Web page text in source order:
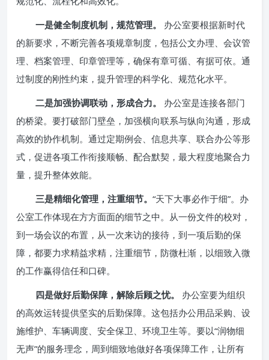
一是健全制度机制，规范管理。
办公室要根据新时代
的新要求，不断完善各项规章制度，包括公文办理、会议管
理、档案管理、印章管理等，确保有章可循、有据可依。通
过制度的刚性约束，提升管理的科学化、规范化水平。
二是加强协调联动，形成合力。
办公室是连接各部门
的桥梁。要打破部门壁垒，加强横向联系与纵向沟通，形成
高效的协作机制。通过定期例会、信息共享、联合办公等形
式，促进各项工作衔接顺畅、配合默契，最大程度地聚合力
量，提升整体效能。
三是精细化管理，注重细节。 “天下大事必作于细”。办
公室工作体现在方方面面的细节之中。从一份文件的校对，
到一场会议的布置，从一次来访的接待，到一项后勤的保
障，都要力求精益求精，注重细节，防微杜渐，以细致入微
的工作赢得信任和口碑。
四是做好后勤保障，解除后顾之忧。
办公室要为组织
的高效运转提供坚实的后勤保障。这包括办公用品采购、设
施维护、车辆调度、安全保卫、环境卫生等。要以“润物细
无声”的服务理念，周到细致地做好各项保障工作，让所有